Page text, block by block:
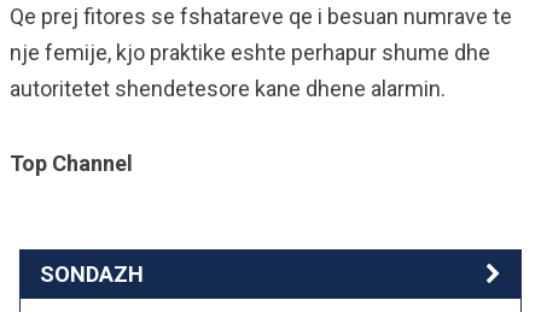
Qe prej fitores se fshatareve qe i besuan numrave te
nje femije, kjo praktike eshte perhapur shume dhe
autoritetet shendetesore kane dhene alarmin.
Top Channel
SONDAZH